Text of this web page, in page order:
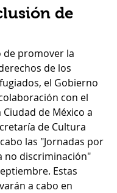
de
de promover la
de los
el Gobierno
con el
de México a
de Cultura
las "Jornadas por
no discriminación"
Estas
a cabo en